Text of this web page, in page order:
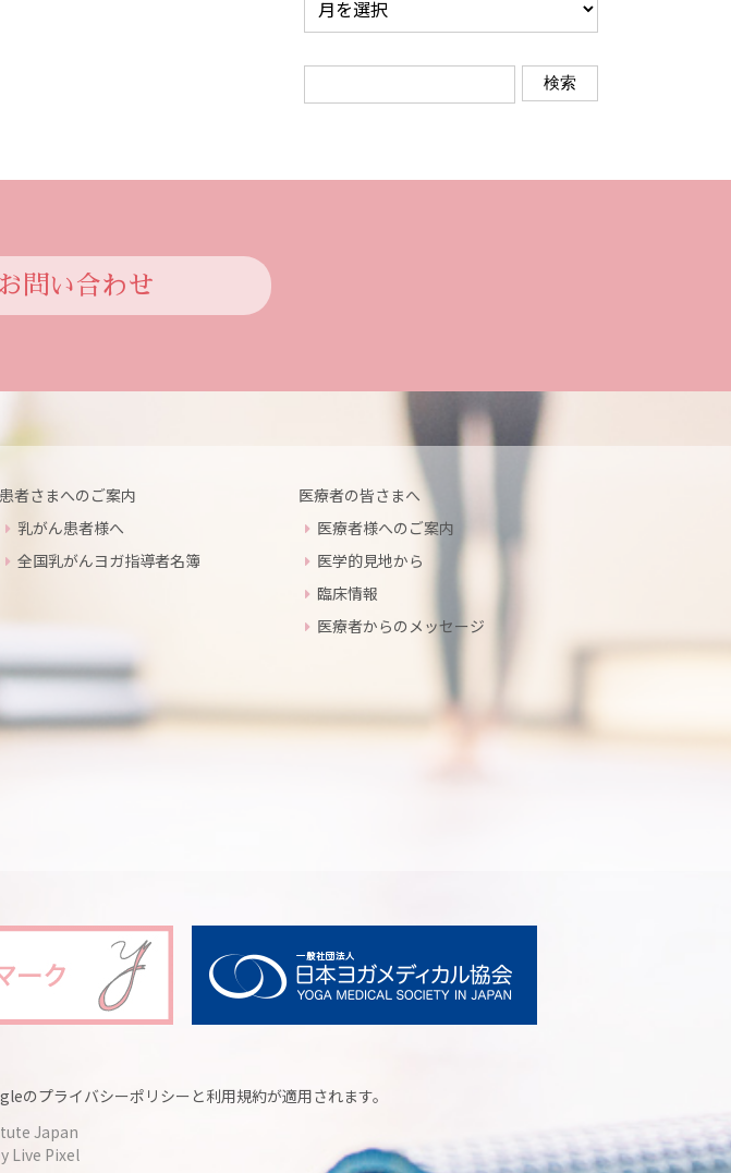
問い合わせ
患者さまへのご案内
乳がん患者様へ
全国乳がんヨガ指導者名簿
医療者の皆さまへ
医療者様へのご案内
医学的見地から
臨床情報
医療者からのメッセージ
のプライバシーポリシー と利用規約が適用されます。
Japan
Live Pixel